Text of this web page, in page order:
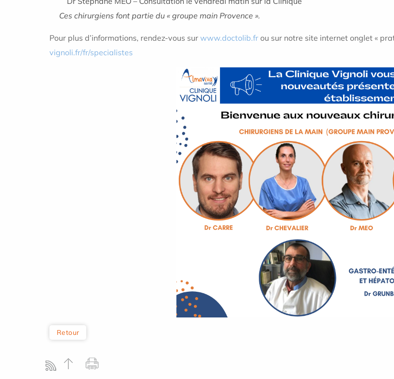
Ces chirurgiens font partie du « groupe main Provence ».
Pour plus d’informations, rendez-vous sur www.doctolib.fr ou sur notre site internet onglet «
vignoli.fr/fr/specialistes
Retour